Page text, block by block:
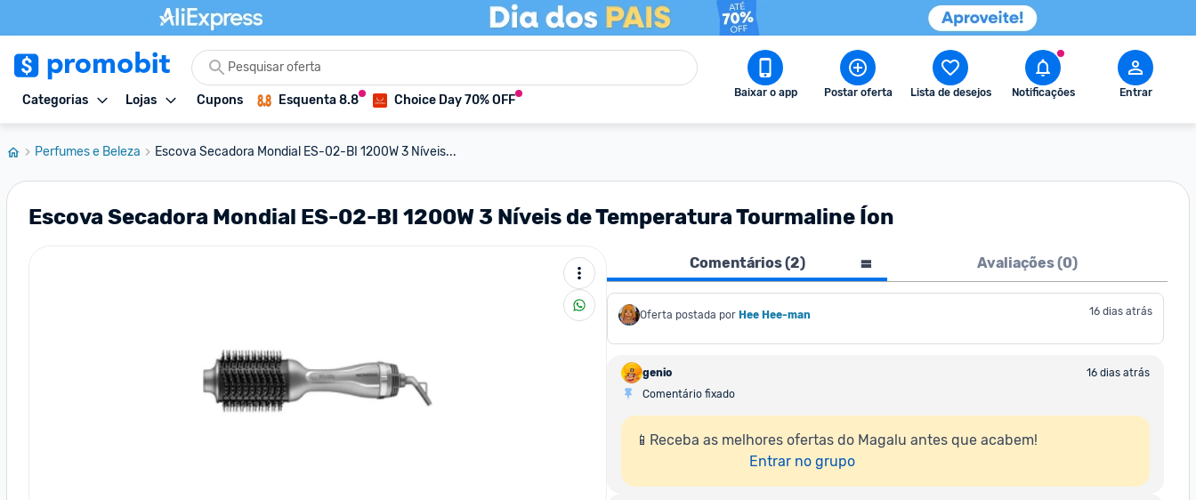
Categorias Lojas Cupons Esquenta 8.8 Choice Day 70% OFF Baixar o app Postar oferta Lista de desejos Notificações Entrar
Perfumes e Beleza Escova Secadora Mondial ES-02-BI 1200W 3 Níveis...
Escova Secadora Mondial ES-02-BI 1200W 3 Níveis de Temperatura Tourmaline Íon
Comentários (2) Avaliações (0)
Oferta postada por Hee Hee-man 16 dias atrás
genio
16 dias atrás
Comentário fixado
📱Receba as melhores ofertas do Magalu antes que acabem!
Entrar no grupo